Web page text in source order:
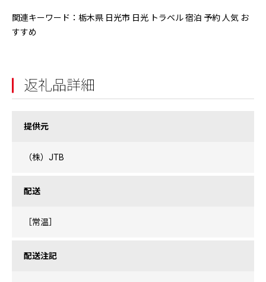
関連キーワード：栃木県 日光市 日光 トラベル 宿泊 予約 人気 お
すすめ
返礼品詳細
提供元
（株）JTB
配送
［常温］
配送注記